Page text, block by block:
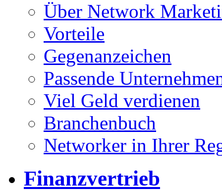
Über Network
Vorteile
Gegenanzeichen
Passende
Viel Geld verdienen
Branchenbuch
Networker in Ihrer
Finanzvertrieb